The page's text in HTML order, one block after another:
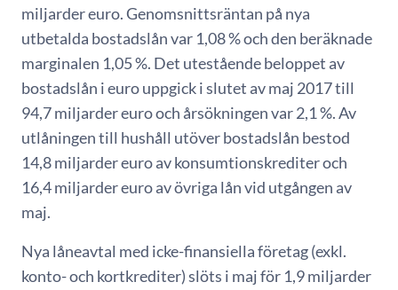
miljarder euro. Genomsnittsräntan på nya
utbetalda bostadslån var 1,08 % och den beräknade
marginalen 1,05 %. Det utestående beloppet av
bostadslån i euro uppgick i slutet av maj 2017 till
94,7 miljarder euro och årsökningen var 2,1 %. Av
utlåningen till hushåll utöver bostadslån bestod
14,8 miljarder euro av konsumtionskrediter och
16,4 miljarder euro av övriga lån vid utgången av
maj.
Nya låneavtal med icke-finansiella företag (exkl.
konto- och kortkrediter) slöts i maj för 1,9 miljarder